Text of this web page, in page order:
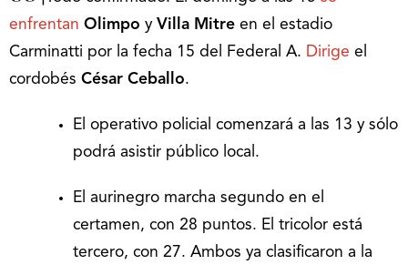
enfrentan Olimpo y Villa Mitre en el estadio
Carminatti por la fecha 15 del Federal A. Dirige el
cordobés César Ceballo.
El operativo policial comenzará a las 13 y sólo
podrá asistir público local.
El aurinegro marcha segundo en el
certamen, con 28 puntos. El tricolor está
tercero, con 27. Ambos ya clasificaron a la